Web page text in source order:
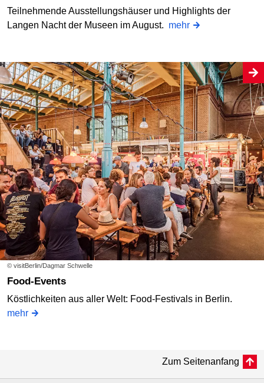
Teilnehmende Ausstellungshäuser und Highlights der
Langen Nacht der Museen im August. mehr
© visitBerlin/Dagmar Schwelle
Food-Events
Köstlichkeiten aus aller Welt: Food-Festivals in Berlin.
mehr
Zum Seitenanfang